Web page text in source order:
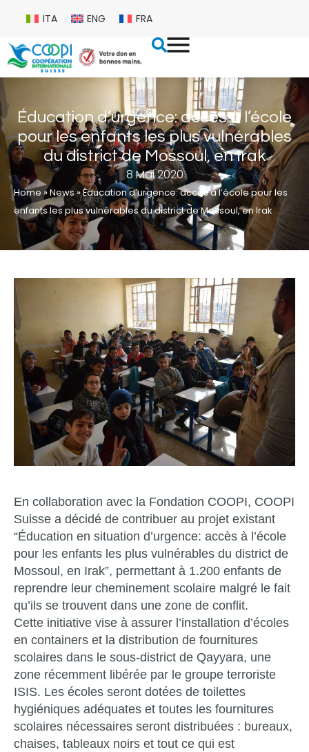
ITA ENG FRA
Éducation d’urgence: accès à l’école
pour les enfants les plus vulnérables
du district de Mossoul, en Irak
8 Mai 2020
Home»News»Éducation d’urgence: accès à l’école pour les
enfants les plus vulnérables du district de Mossoul, en Irak
En collaboration avec la Fondation COOPI, COOPI
Suisse a décidé de contribuer au projet existant
“Éducation en situation d’urgence: accès à l’école
pour les enfants les plus vulnérables du district de
Mossoul, en Irak”, permettant à 1.200 enfants de
reprendre leur cheminement scolaire malgré le fait
qu’ils se trouvent dans une zone de conflit.
Cette initiative vise à assurer l’installation d’écoles
en containers et la distribution de fournitures
scolaires dans le sous-district de Qayyara, une
zone récemment libérée par le groupe terroriste
ISIS. Les écoles seront dotées de toilettes
hygiéniques adéquates et toutes les fournitures
scolaires nécessaires seront distribuées : bureaux,
chaises, tableaux noirs et tout ce qui est